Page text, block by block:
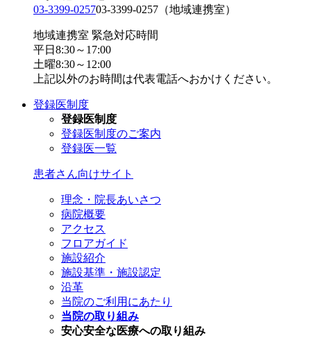
03-3399-025703-3399-0257 （地域連携室）
地域連携室 緊急対応時間
平日8:30～17:00
土曜8:30～12:00
上記以外のお時間は代表電話へおかけください。
登録医制度
登録医制度
登録医制度のご案内
登録医一覧
患者さん向けサイト
理念・院長あいさつ
病院概要
アクセス
フロアガイド
施設紹介
施設基準・施設認定
沿革
当院のご利用にあたり
当院の取り組み
安心安全な医療への取り組み